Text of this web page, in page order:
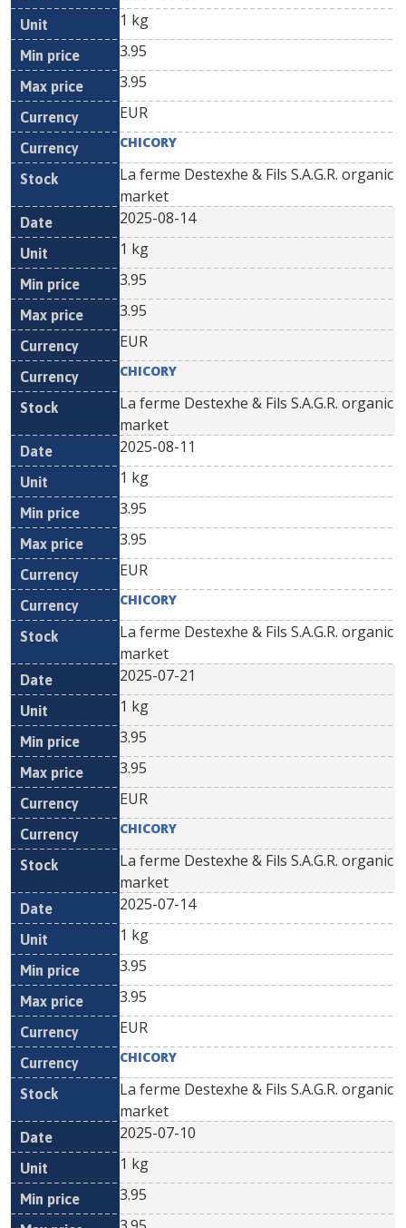
1 kg
3.95
3.95
EUR
CHICORY
La ferme Destexhe & Fils S.A.G.R. organic
market
2025-08-14
1 kg
3.95
3.95
EUR
CHICORY
La ferme Destexhe & Fils S.A.G.R. organic
market
2025-08-11
1 kg
3.95
3.95
EUR
CHICORY
La ferme Destexhe & Fils S.A.G.R. organic
market
2025-07-21
1 kg
3.95
3.95
EUR
CHICORY
La ferme Destexhe & Fils S.A.G.R. organic
market
2025-07-14
1 kg
3.95
3.95
EUR
CHICORY
La ferme Destexhe & Fils S.A.G.R. organic
market
2025-07-10
1 kg
3.95